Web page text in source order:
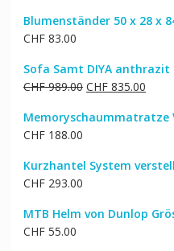
Blumenständer 50 x 28 x
CHF83.00
Sofa Samt DIYA anthrazit
CHF989.00 Ursprünglicher
war:
CHF835.00
ist:
Memoryschaummatratze
CHF188.00
Kurzhantel System
CHF293.00
MTB Helm von Dunlop
CHF55.00